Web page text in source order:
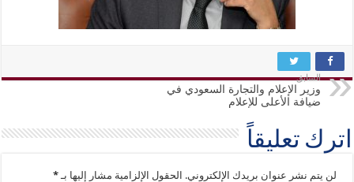
السابق
وزير الإعلام والتجارة السعودي في
ضيافة الأعلى للإعلام
اترك تعليقاً
لن يتم نشر عنوان بريدك الإلكتروني. الحقول الإلزامية مشار إليها بـ*